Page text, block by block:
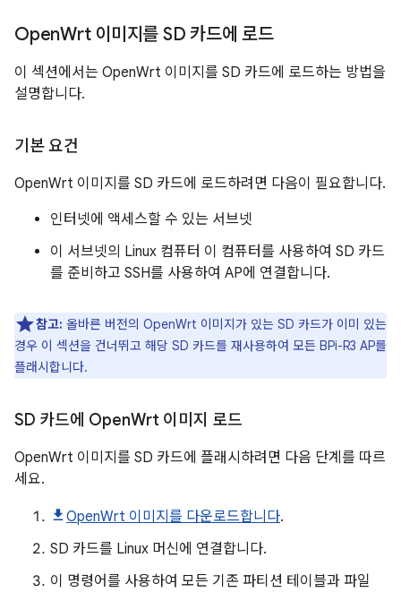
OpenWrt 이미지를 SD 카드에 로드
이 섹션에서는 OpenWrt 이미지를 SD 카드에 로드하는 방법을
설명합니다.
기본 요건
OpenWrt 이미지를 SD 카드에 로드하려면 다음이 필요합니다.
인터넷에 액세스할 수 있는 서브넷
이 서브넷의 Linux 컴퓨터 이 컴퓨터를 사용하여 SD 카드
를 준비하고 SSH를 사용하여 AP에 연결합니다.
참고: 올바른 버전의 OpenWrt 이미지가 있는 SD 카드가 이미 있는
경우 이 섹션을 건너뛰고 해당 SD 카드를 재사용하여 모든 BPi-R3 AP를
플래시합니다.
SD 카드에 OpenWrt 이미지 로드
OpenWrt 이미지를 SD 카드에 플래시하려면 다음 단계를 따르
세요.
OpenWrt 이미지를 다운로드합니다.
SD 카드를 Linux 머신에 연결합니다.
이 명령어를 사용하여 모든 기존 파티션 테이블과 파일